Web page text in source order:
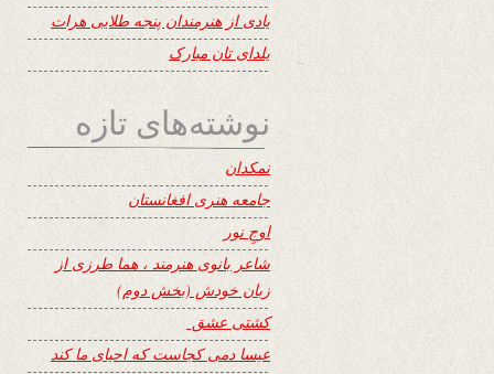
یادی از هنرمندان پنجه طلایی هرات
یلدای تان مبارک
نوشته‌های تازه
نمکدان
جامعه هنری افغانستان
اوجِ نور
شاعر بانوی هنرمند ، هما طرزی از
زبان خودش (بخش دوم)
کشتی عشق
عیسا دمی کجاست که احیای ما کند